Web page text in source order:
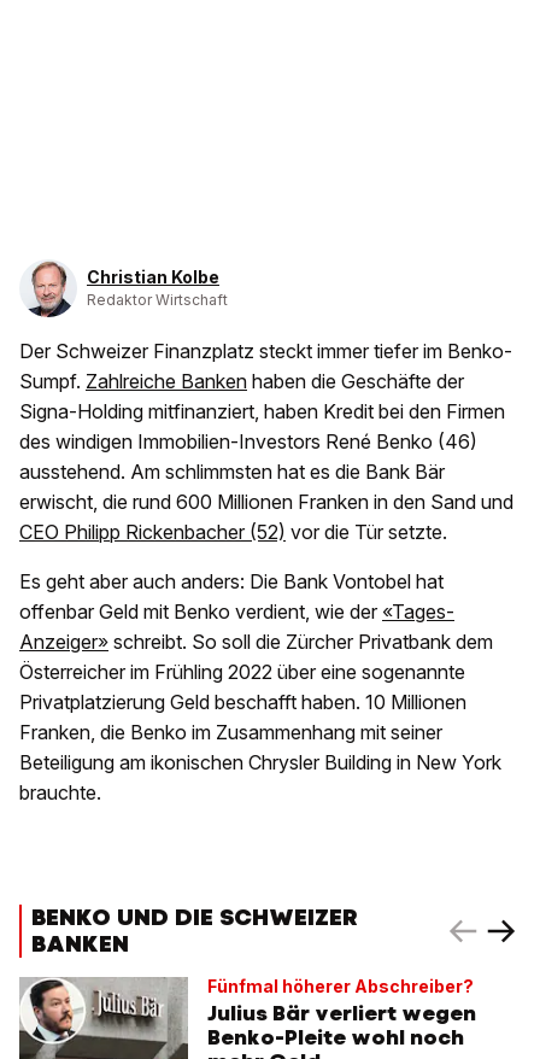
Christian Kolbe
Redaktor Wirtschaft
Der Schweizer Finanzplatz steckt immer tiefer im Benko-
Sumpf. Zahlreiche Banken haben die Geschäfte der
Signa-Holding mitfinanziert, haben Kredit bei den Firmen
des windigen Immobilien-Investors René Benko (46)
ausstehend. Am schlimmsten hat es die Bank Bär
erwischt, die rund 600 Millionen Franken in den Sand und
CEO Philipp Rickenbacher (52) vor die Tür setzte.
Es geht aber auch anders: Die Bank Vontobel hat
offenbar Geld mit Benko verdient, wie der «Tages-
Anzeiger» schreibt. So soll die Zürcher Privatbank dem
Österreicher im Frühling 2022 über eine sogenannte
Privatplatzierung Geld beschafft haben. 10 Millionen
Franken, die Benko im Zusammenhang mit seiner
Beteiligung am ikonischen Chrysler Building in New York
brauchte.
BENKO UND DIE SCHWEIZER
BANKEN
Fünfmal höherer Abschreiber?
Julius Bär verliert wegen
Benko-Pleite wohl noch